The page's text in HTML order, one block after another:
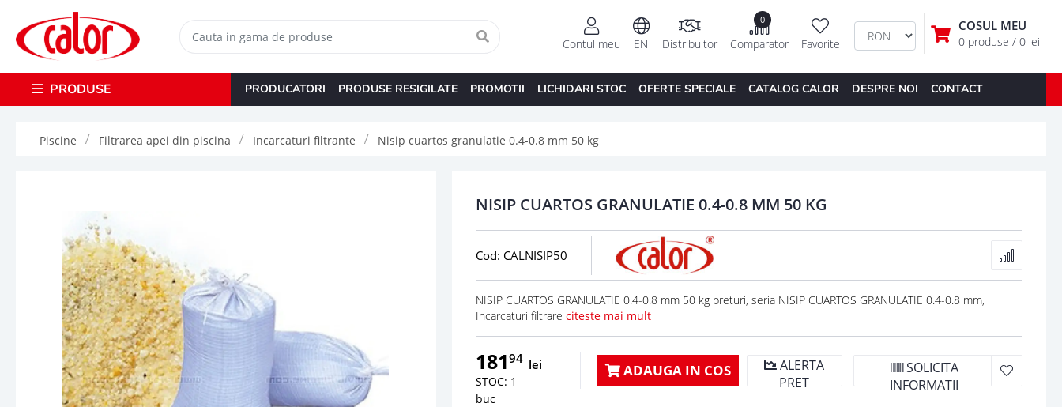
COSUL MEU
0 produse / 0 lei
Favorite
0
Comparator
Distribuitor
EN
Contul meu
PRODUSE PRODUCATORI PRODUSE RESIGILATE PROMOTII LICHIDARI STOC OFERTE SPECIALE CATALOG CALOR DESPRE NOI CONTACT
Piscine Filtrarea apei din piscina Incarcaturi filtrante Nisip cuartos granulatie 0.4-0.8 mm 50 kg
NISIP CUARTOS GRANULATIE 0.4-0.8 MM 50 KG
Cod: CALNISIP50
NISIP CUARTOS GRANULATIE 0.4-0.8 mm 50 kg preturi, seria NISIP CUARTOS GRANULATIE 0.4-0.8 mm,
Incarcaturi filtrare citeste mai mult
18194 lei
STOC: 1
buc
ADAUGA IN COS
ALERTA
PRET
SOLICITA
INFORMATII